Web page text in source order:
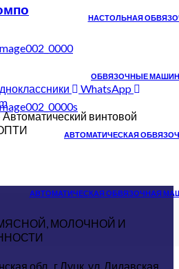
НАСТОЛЬНАЯ
ОБВЯЗОЧНЫЕ
АВТОМАТИЧЕСКАЯ
АВТОМАТИЧЕСКАЯ ОБВЯЗОЧНАЯ
WhatsApp
винтовой
МОЛОЧНОЙ И
обл., г.Луцк, ул. Лидавская,